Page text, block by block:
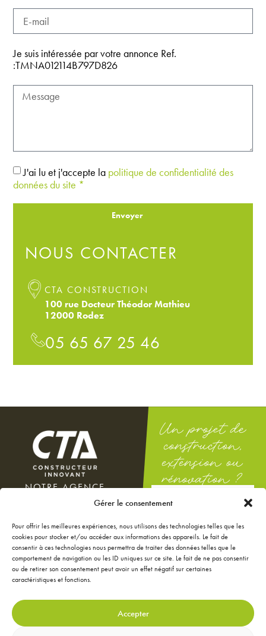
Gérer le consentement
Pour offrir les meilleures expériences, nous utilisons des technologies telles que les
cookies pour stocker et/ou accéder aux informations des appareils. Le fait de
consentir à ces technologies nous permettra de traiter des données telles que le
comportement de navigation ou les ID uniques sur ce site. Le fait de ne pas consentir
ou de retirer son consentement peut avoir un effet négatif sur certaines
caractéristiques et fonctions.
Accepter
Je suis intéressée par votre annonce Ref.
:TMNA012114B797D826
J'ai lu et j'accepte la politique de confidentialité des
données du site *
Envoyer
NOUS CONTACTER
CTA CONSTRUCTION
100 rue Docteur Théodor Mathieu
12000 Rodez
05 65 67 25 46
NOS ANNONCES
JE CONFIGURE MA
CONTACTEZ-NOUS
NOTRE AGENCE
100 rue Docteur Théodor
12000 Rodez
Du lundi au vendredi : 8h-12h
/ 14h-18h
Le samedi : 9h-12h
Un projet de
construction,
extension ou
rénovation ?
DEMANDEZ
GRATUITE